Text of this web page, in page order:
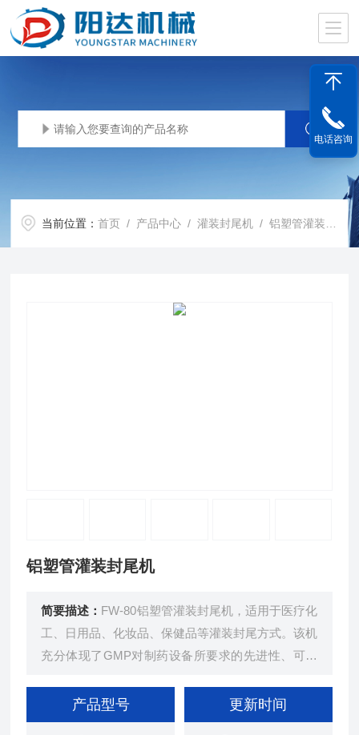
当前位置：首页 / 产品中心 /灌装封尾机 /铝塑管灌装封尾机
铝塑管灌装封尾机
简要描述： FW-80铝塑管灌装封尾机，适用于医疗化
工、日用品、化妆品、保健品等灌装封尾方式。该机
充分体现了GMP对制药设备所要求的先进性、可靠
素。管的自动喂入，管色标自动定位、灌装、封尾、
打批号、成品退出，采用连动设计，所有动作同步完
产品型号 更新时间
电话咨询